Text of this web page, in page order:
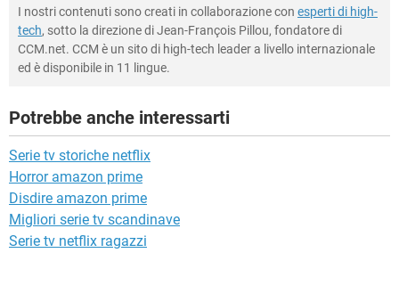
I nostri contenuti sono creati in collaborazione con esperti di high-
tech, sotto la direzione di Jean-François Pillou, fondatore di
CCM.net. CCM è un sito di high-tech leader a livello internazionale
ed è disponibile in 11 lingue.
Potrebbe anche interessarti
Serie tv storiche netflix
Horror amazon prime
Disdire amazon prime
Migliori serie tv scandinave
Serie tv netflix ragazzi